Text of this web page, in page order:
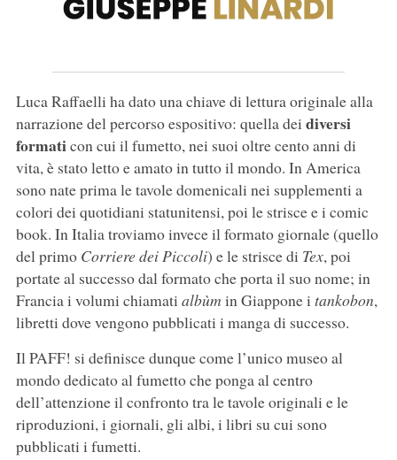
Luca Raffaelli ha dato una chiave di lettura originale alla
narrazione del percorso espositivo: quella dei diversi
formaticon cui il fumetto, nei suoi oltre cento anni di
vita, è stato letto e amato in tutto il mondo. In America
sono nate prima le tavole domenicali nei supplementi a
colori dei quotidiani statunitensi, poi le strisce e i comic
book. In Italia troviamo invece il formato giornale (quello
del primoCorriere dei Piccoli) e le strisce di Tex, poi
portate al successo dal formato che porta il suo nome; in
Francia i volumi chiamati albùm in Giappone i tankobon,
libretti dove vengono pubblicati i manga di successo.
Il PAFF! si definisce dunque come l’unico museo al
mondo dedicato al fumetto che ponga al centro
dell’attenzione il confronto tra le tavole originali e le
riproduzioni, i giornali, gli albi, i libri su cui sono
pubblicati i fumetti.